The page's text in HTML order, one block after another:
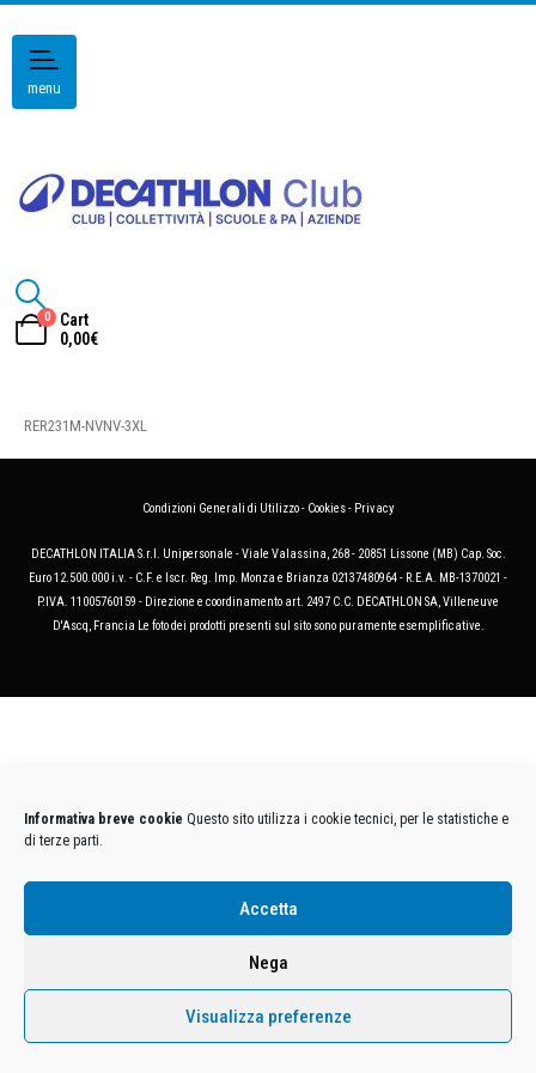
Informativa breve cookie Questo sito utilizza i cookie tecnici, per le statistiche e
di terze parti.
Accetta
Nega
Visualizza preferenze
menu
0
Cart
0,00€
RER231M-NVNV-3XL
Condizioni Generali di Utilizzo- Cookies- Privacy
DECATHLON ITALIA S.r.l. Unipersonale - Viale Valassina, 268 - 20851 Lissone (MB) Cap. Soc.
Euro 12.500.000 i.v. - C.F. e Iscr. Reg. Imp. Monza e Brianza 02137480964 - R.E.A. MB-1370021 -
P.IVA. 11005760159 - Direzione e coordinamento art. 2497 C.C. DECATHLON SA, Villeneuve
D'Ascq, Francia Le foto dei prodotti presenti sul sito sono puramente esemplificative.